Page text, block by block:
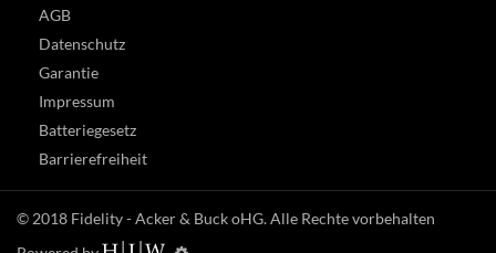
AGB
Datenschutz
Garantie
Impressum
Batteriegesetz
Barrierefreiheit
© 2018 Fidelity - Acker & Buck oHG. Alle Rechte vorbehalten